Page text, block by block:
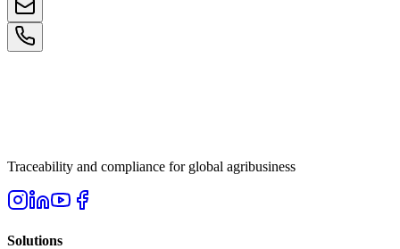
Traceability and compliance for global agribusiness
Solutions